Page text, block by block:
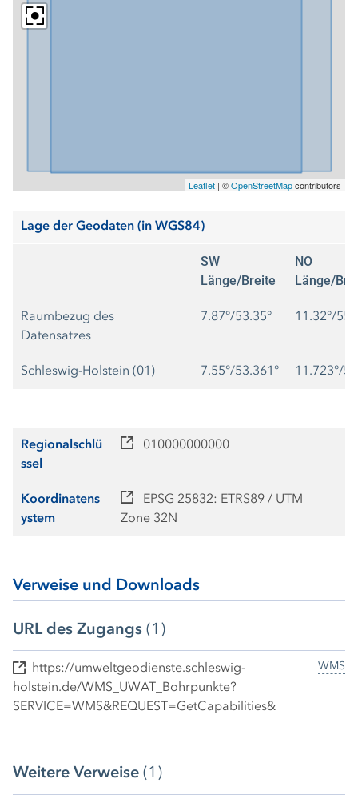
Leaflet | ©OpenStreetMapcontributors
Lage der Geodaten (in WGS84)
SW
Länge/Breite
NO
Länge/
Raumbezug des
Datensatzes
7.87°/53.35° 11.32°/
Schleswig-Holstein (01) 7.55°/53.361° 11.723°/
Regionalschlü
ssel
010000000000
Koordinatens
ystem
EPSG 25832: ETRS89 / UTM
Zone 32N
Verweise und Downloads
URL des Zugangs (1)
WMS
https://umweltgeodienste.schleswig-
holstein.de/WMS_UWAT_Bohrpunkte?
SERVICE=WMS&REQUEST=GetCapabilities&
Weitere Verweise (1)